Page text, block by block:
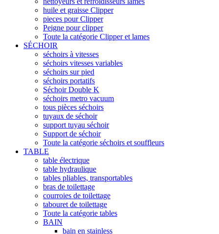
huile et graisse Clipper
pieces pour Clipper
Peigne pour clipper
Toute la catégorie Clipper et lames
SÉCHOIR
séchoirs à vitesses
séchoirs vitesses variables
séchoirs sur pied
séchoirs portatifs
Séchoir Double K
séchoirs metro vacuum
tous pièces séchoirs
tuyaux de séchoir
support tuyau séchoir
Support de séchoir
Toute la catégorie séchoirs et souffleurs
TABLE
table électrique
table hydraulique
tables pliables, transportables
bras de toilettage
courroies de toilettage
tabouret de toilettage
Toute la catégorie tables
BAIN
bain en stainless